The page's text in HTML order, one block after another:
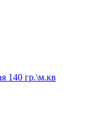
140 гр.\м.кв